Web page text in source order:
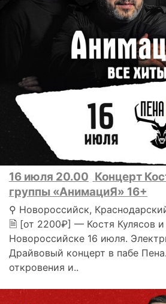
16 июля 20.00 Концерт
группы «АнимациЯ» 16+
⚲ Новороссийск,
🗎 [от 2200₽] — Костя Кулясов
Новороссийске 16 июля.
Драйвовый концерт в пабе
откровения и..